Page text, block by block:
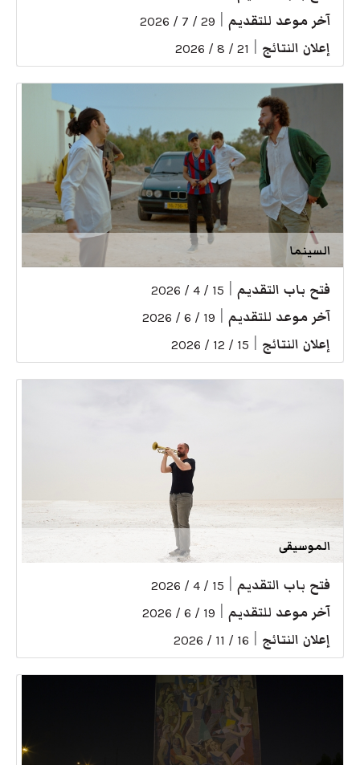
آخر موعد للتقديم 29 / 7 / 2026
إعلان النتائج 21 / 8 / 2026
السينما
فتح باب التقديم 15 / 4 / 2026
آخر موعد للتقديم 19 / 6 / 2026
إعلان النتائج 15 / 12 / 2026
الموسيقى
فتح باب التقديم 15 / 4 / 2026
آخر موعد للتقديم 19 / 6 / 2026
إعلان النتائج 16 / 11 / 2026